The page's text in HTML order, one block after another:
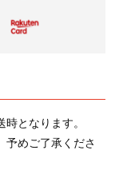
となります。
予めご了承くださ